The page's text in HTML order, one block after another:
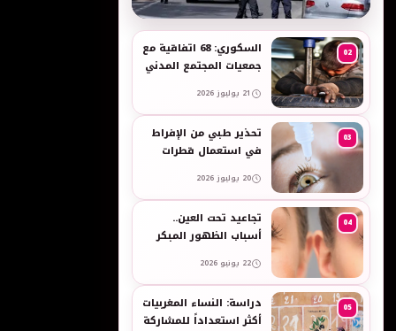
به
02
السكوري: 68 اتفاقية مع
جمعيات المجتمع المدني
والنساء في العمل
21 يوليوز 2026
03
تحذير طبي من الإفراط
في استعمال قطرات
المضيقة للأوعية
20 يوليوز 2026
04
تجاعيد تحت العين..
أسباب الظهور المبكر
بالبشرة الحساسة -
taroudant press
22 يونيو 2026
05
دراسة: النساء المغربيات
أكثر استعداداً للمشاركة